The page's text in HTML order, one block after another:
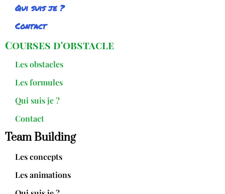
Qui suis je ?
Contact
Courses d'obstacle
Les obstacles
Les formules
Qui suis je ?
Contact
Team Building
Les concepts
Les animations